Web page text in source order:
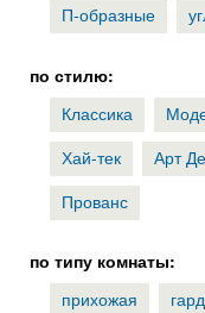
П-образные
по стилю:
Классика
Хай-тек
Арт
Прованс
по типу комнаты:
прихожая